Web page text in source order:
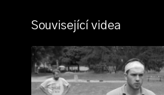
hrají: Jiřina Třebická, Ivan Pokorný,
ročník: 3.
cvičení: bakalářský film
rok výroby: 1973
Související videa